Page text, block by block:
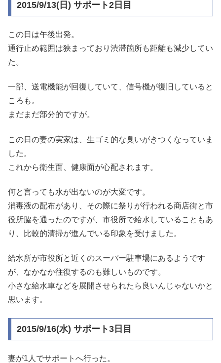
2015/9/13(日) サポート2日目
この日は午後出発。
通行止め範囲は狭まっており渋滞箇所も距離も減少してい
た。
一部、送電機能が回復していて、信号機が復旧していると
ころも。
まだまだ部分的ですが。
この日の妻の実家は、生ゴミ的な臭いがきつくなっていま
した。
これから衛生面、健康面が心配されます。
何と言っても水が出ないのが大変です。
消毒液の配布があり、その際に祭りが行われる商店街と市
役所脇を通ったのですが、市役所で給水していることもあ
り、比較的清掃が進んでいる印象を受けました。
給水所が市役所と近くのスーパー駐車場にあるようです
が、なかなか往復するのも難しいものです。
小さな給水車などを展開させられたら良いんじゃないかと
思います。
2015/9/16(水) サポート3日目
妻が1人でサポートへ行った。